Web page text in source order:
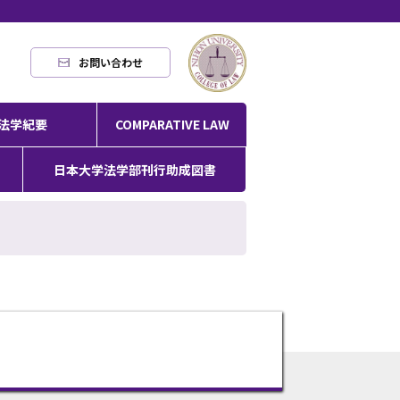
お問い合わせ
学紀要 COMPARATIVE LAW
日本大学法学部刊行助成図書